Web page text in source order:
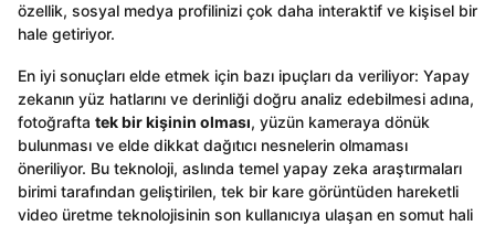
özellik, sosyal medya profilinizi çok daha interaktif ve kişisel bir
hale getiriyor.
En iyi sonuçları elde etmek için bazı ipuçları da veriliyor: Yapay
zekanın yüz hatlarını ve derinliği doğru analiz edebilmesi adına,
fotoğrafta tek bir kişinin olması, yüzün kameraya dönük
bulunması ve elde dikkat dağıtıcı nesnelerin olmaması
öneriliyor. Bu teknoloji, aslında temel yapay zeka araştırmaları
birimi tarafından geliştirilen, tek bir kare görüntüden hareketli
video üretme teknolojisinin son kullanıcıya ulaşan en somut hali